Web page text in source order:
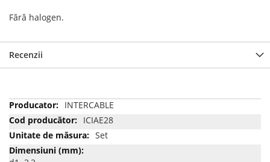
Fără halogen.
Recenzii
Mai
multe
informatii
INTERCABLE
ICIAE28
Set